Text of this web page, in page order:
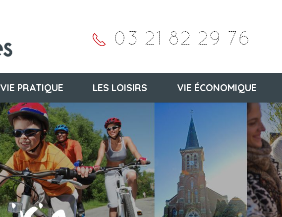
03 21 82 29 76
VIE PRATIQUE LES LOISIRS VIE ÉCONOMIQUE